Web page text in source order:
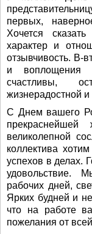
первых,
Хочется
характер и
отзывчивость. В-
и воплощения
счастливы,
жизнерадостной
С Днем вашего
великолепной
коллектива
успехов в делах.
удовольствие.
рабочих дней,
Ярких будней и
что на работе
пожелания от